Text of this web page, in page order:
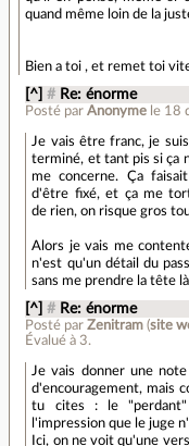
quand même loin de la
Bien a toi , et remet toi
[^] # Re: énorme
Posté parAnonyme le 18
Je vais être franc, je
terminé, et tant pis si ça
me concerne. Ça
d'être fixé, et ça me
de rien, on risque gros
Alors je vais me
n'est qu'un détail du
sans me prendre la tête
[^] # Re: énorme
Posté parZenitram (site
Évalué à 3.
Je vais donner une
d'encouragement, mais
tu cites : le "perdant"
l'impression que le juge
Ici, on ne voit qu'une